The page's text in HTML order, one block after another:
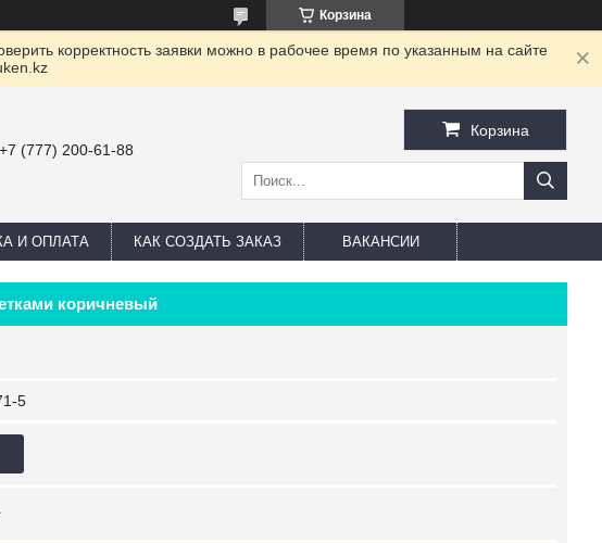
Корзина
корректность заявки можно в рабочее время по указанным на сайте
+7 (777) 200-61-88
Корзина
И ОПЛАТА КАК СОЗДАТЬ ЗАКАЗ ВАКАНСИИ
коричневый
5